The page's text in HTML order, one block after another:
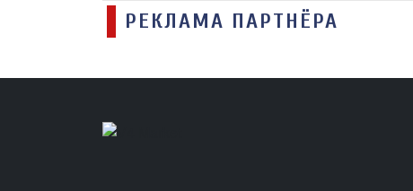
РЕКЛАМА ПАРТНЁРА